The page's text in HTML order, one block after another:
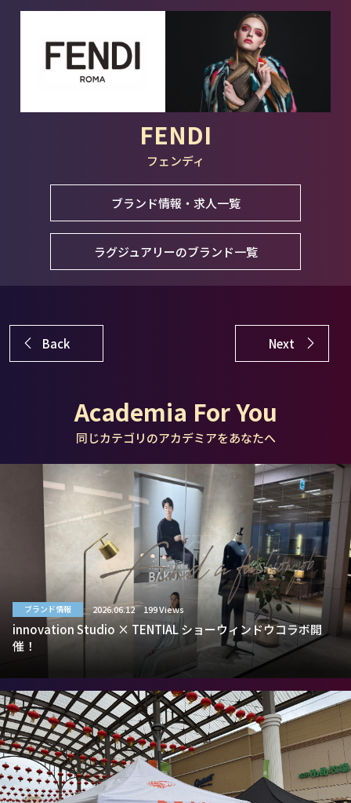
FENDI
フェンディ
ブランド情報・求人一覧
ラグジュアリーのブランド一覧
Back Next
Academia For You
同じカテゴリのアカデミアをあなたへ
ブランド情報 2026.06.12 199 Views
innovation Studio × TENTIAL ショーウィンドウコラボ開
催！